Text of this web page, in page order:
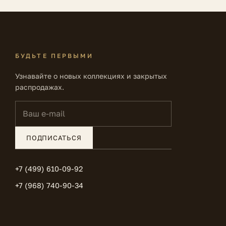
БУДЬТЕ ПЕРВЫМИ
Узнавайте о новых коллекциях и закрытых
распродажах.
ПОДПИСАТЬСЯ
+7 (499) 610-09-92
+7 (968) 740-90-34